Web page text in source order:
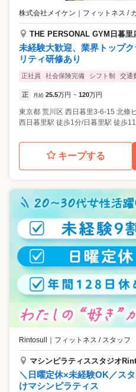
株式会社メイケン ｜ フィットネス /
THE PERSONAL GYM日暮里
未経験大歓迎、業界トップ
リティ研修あり
正社員 社会保険完備 シフト制 交通
正 月給 25.5万円 ~ 120万円
東京都 荒川区 西日暮里3-6-15 北條
西日暮里駅 徒歩1分/日暮里駅 徒歩
キープする
Rintosull ｜ フィットネス / スタッフ
マシンピラティススタジオ
＼日曜定休×未経験OK／ス
けマシンピラティス